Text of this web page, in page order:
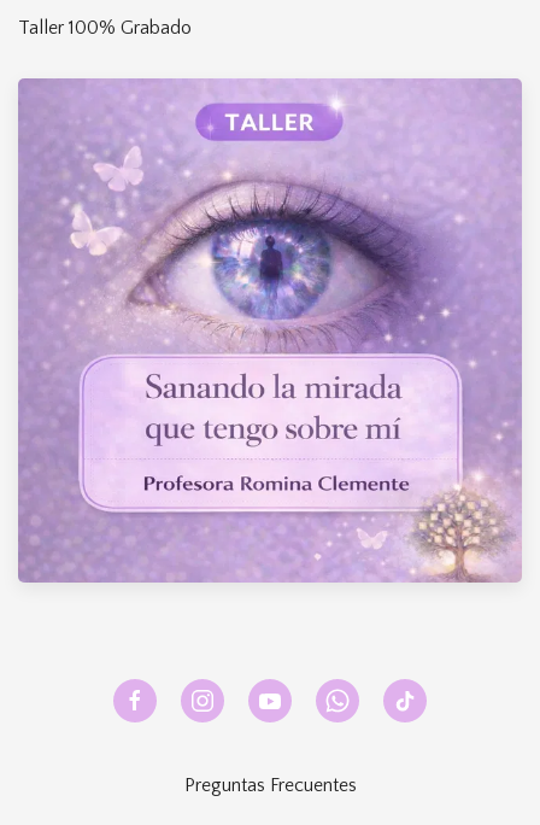
Taller 100% Grabado
Preguntas Frecuentes